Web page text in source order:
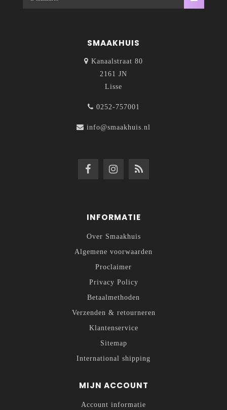
SMAAKHUIS
Kanaalstraat 80
2161 JN
Lisse
0252-757001
info@smaakhuis.nl
INFORMATIE
Over Smaakhuis
Algemene voorwaarden
Proclaimer
Privacy Policy
Betaalmethoden
Verzenden & retourneren
Klantenservice
Sitemap
International shipping
MIJN ACCOUNT
Account informatie